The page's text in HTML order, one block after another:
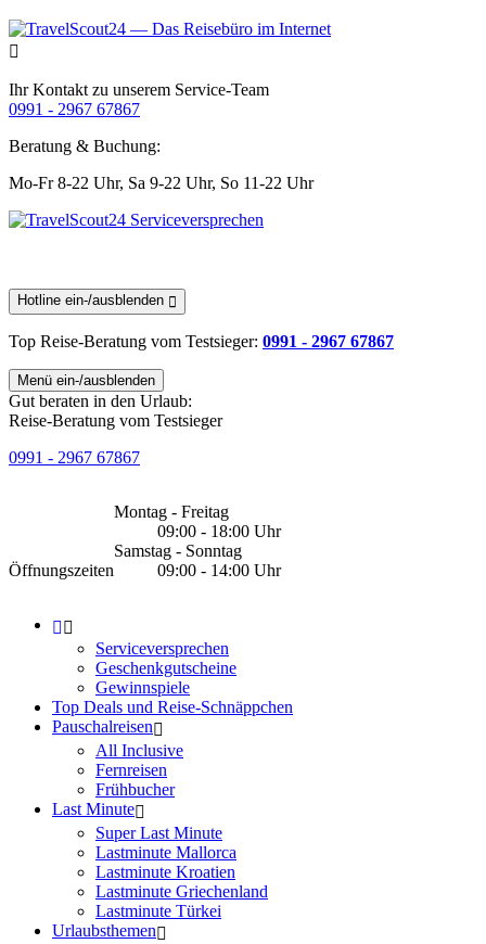
Ihr Kontakt zu unserem Service-Team
0991 - 2967 67867
Beratung & Buchung:
Mo-Fr 8-22 Uhr, Sa 9-22 Uhr, So 11-22 Uhr
Hotline ein-/ausblenden
Top Reise-Beratung vom Testsieger: 0991 - 2967 67867
Menü ein-/ausblenden
Gut beraten in den Urlaub:
Reise-Beratung vom Testsieger
0991 - 2967 67867
Öffnungszeiten
Montag - Freitag
09:00 - 18:00 Uhr
Samstag - Sonntag
09:00 - 14:00 Uhr
Serviceversprechen
Geschenkgutscheine
Gewinnspiele
Top Deals und Reise-Schnäppchen
Pauschalreisen
All Inclusive
Fernreisen
Frühbucher
Last Minute
Super Last Minute
Lastminute Mallorca
Lastminute Kroatien
Lastminute Griechenland
Lastminute Türkei
Urlaubsthemen